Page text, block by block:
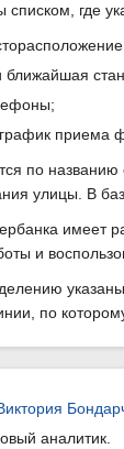
списком, где
ближайшая
приема
по
улицы. В
имеет
и
по
аналитик.